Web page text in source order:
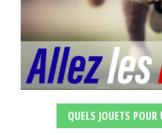
QUELS JOUETS